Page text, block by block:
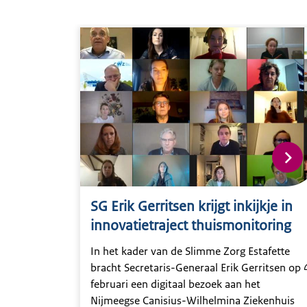
SG Erik Gerritsen krijgt inkijkje in
innovatietraject thuismonitoring
In het kader van de Slimme Zorg Estafette
bracht Secretaris-Generaal Erik Gerritsen op
februari een digitaal bezoek aan het
Nijmeegse Canisius-Wilhelmina Ziekenhuis